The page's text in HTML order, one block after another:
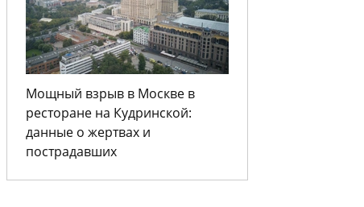
Мощный взрыв в Москве в
ресторане на Кудринской:
данные о жертвах и
пострадавших